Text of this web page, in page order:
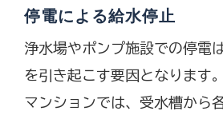
停電による給水停止
浄水場やポンプ施設での停電
を引き起こす要因となります
マンションでは、受水槽から